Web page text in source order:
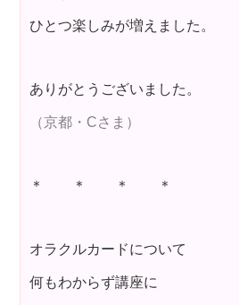
ひとつ楽しみが増えました。
ありがとうございました。
（京都・Cさま）
＊ ＊ ＊ ＊
オラクルカードについて
何もわからず講座に